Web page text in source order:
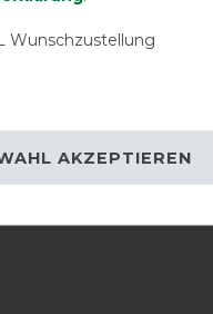
hängt von
- Sonnenschein -
DETAILS ZUR
Wunschzustellung
AKZEPTIEREN